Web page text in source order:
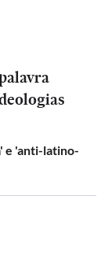
e 'anti-latino-